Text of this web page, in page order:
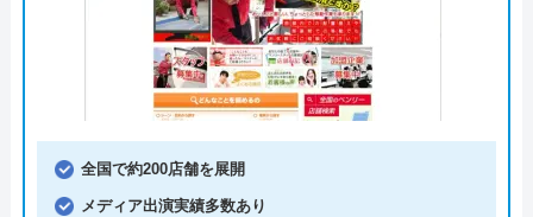
全国で約200店舗を展開
メディア出演実績多数あり